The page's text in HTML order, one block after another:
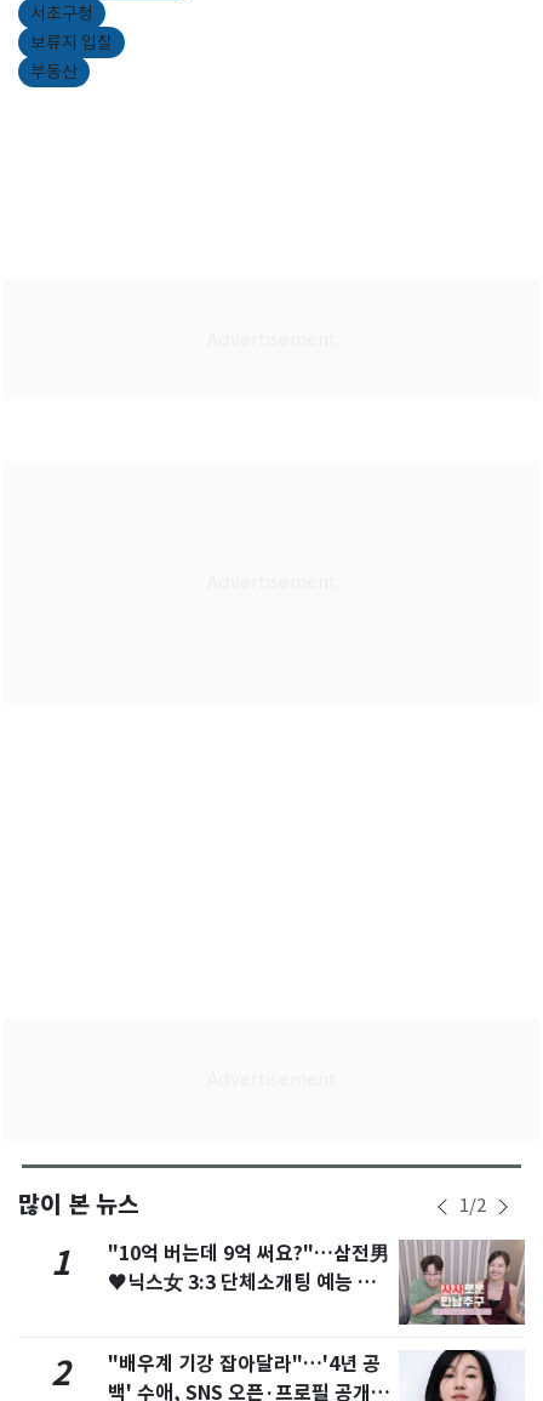
서초구청
보류지 입찰
부동산
많이 본 뉴스 1/2
1
"10억 버는데 9억 써요?"…삼전男
♥닉스女 3:3 단체소개팅 예능 화
2
"배우계 기강 잡아달라"…'4년 공
백' 수애, SNS 오픈·프로필 공개